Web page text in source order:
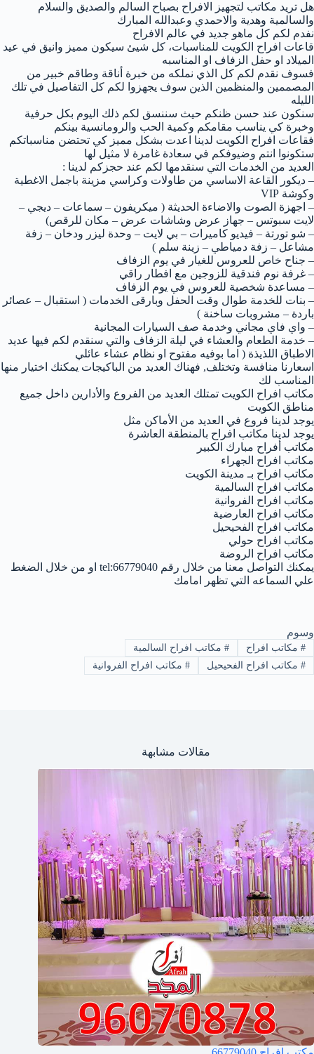
هل تريد مكاتب لتجهيز الافراح بصباح السالم والصديق والسلام
والسالمية وهدية والاحمدي وعبدالله المبارك
نفدم لكم كل ماهو جديد في عالم الافراح
قاعات افراح الكويت للمناسبات، كل شيئ سيكون مميز وانيق في عيد
الميلاد او حفل الزفاف او المناسبه
فسوف نقدم لكم كل الذي نملكه من خبرة أناقة وطاقم خبير من
المصممين والمنظمين الذين سوف يجهزوا لكم كل التفاصيل في تلك
الليله
سنكون عند حسن ظنكم حيث سننسق لكم ذلك اليوم بكل حرفية
وخبرة كي يناسب مقامكم وكمية الحب والرومانسية بينكم
فقاعات افراح الكويت لدينا اعدت بشكل مميز كي تحتضن مناسباتكم
ستكونوا انتم وضيوفكم في سعادة غامرة لا مثيل لها
العديد من الخدمات التي سنقدمها لكم عند حجزكم لدينا :
– ديكور القاعة الاساسي من طاولات وكراسي مزينة باجمل الاغطية
وكوشة VIP
– اجهزة الصوت والاضاءة الحديثة ( ميكريفون – سماعات – ديجي –
لايت سبوتس – جهاز عرض وشاشات عرض – مكان للرقص)
– شو تورتة – فيديو كاميرات – بي لايت – وحدة ليزر ودخان – زفة
مشاعل – زفة دمياطي – زينة سلم )
– جناح خاص للعروس للغيار في يوم الزفاف
– غرفة نوم فندقية للزوجين مع افطار راقي
– مساعدة شخصية للعروس في يوم الزفاف
– بنات للخدمة طوال وقت الحفل وبارقى الخدمات ( استقبال – عصائر
باردة – مشروبات ساخنة )
– واي فاي مجاني وخدمة صف السيارات المجانية
– خدمة الطعام والعشاء في ليلة الزفاف والتي سنقدم لكم فيها عديد
الاطباق اللذيذة ( اما بوفيه مفتوح او نظام عشاء عائلي
اسعارنا منافسة وتختلف, فهناك العديد من الباكيجات يمكنك اختيار منها
المناسب لك
مكاتب افراح الكويت تمتلك العديد من الفروع والأدارين داخل جميع
مناطق الكويت
يوجد لدينا فروع في العديد من الأماكن مثل
يوجد لدينا مكاتب افراح بالمنطقة العاشرة
مكاتب أفراح مبارك الكبير
مكاتب افراح الجهراء
مكاتب افراح بـ مدينة الكويت
مكاتب افراح السالمية
مكاتب افراح الفروانية
مكاتب افراح العارضية
مكاتب افراح الفحيحيل
مكاتب افراح حولي
مكاتب افراح الروضة
يمكنك التواصل معنا من خلال رقم tel:66779040 او من خلال الضغط
علي السماعه التي تظهر امامك
وسوم
#مكاتب افراح #مكاتب افراح السالمية
#مكاتب افراح الفحيحيل #مكاتب افراح الفروانية
مقالات مشابهة